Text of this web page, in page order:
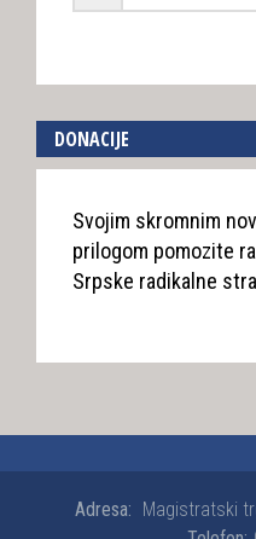
DONACIJE
Svojim skromnim
prilogom pomozite
Srpske radikalne
Adresa: Magistratski